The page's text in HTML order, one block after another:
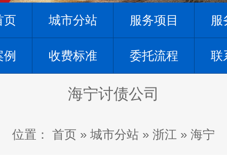
页 城市分站 服务项目 服
收费标准 委托流程 联
海宁讨债公司
位置： 首页 » 城市分站 » 浙江 » 海宁